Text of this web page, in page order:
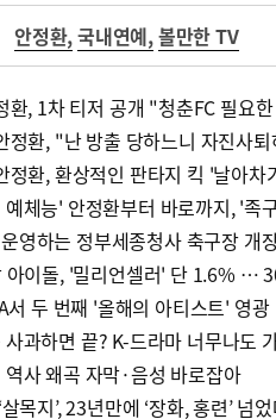
안정환,국내연예,볼만한 TV
환, 1차 티저 공개 "청춘FC 필요
정환, 환상적인 판타지 킥 '날아
영하는 정부세종청사 축구장 개
아이돌, '밀리언셀러' 단 1.6% …
서 두 번째 '올해의 아티스트' 영광
과하면 끝? K-드라마 너무나도
사 왜곡 자막·음성 바로잡아
목지’, 23년만에 ‘장화, 홍련’ 넘